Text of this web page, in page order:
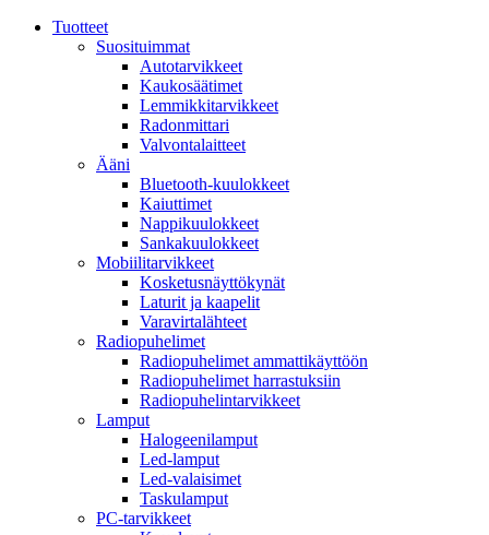
Tuotteet
Suosituimmat
Autotarvikkeet
Kaukosäätimet
Lemmikkitarvikkeet
Radonmittari
Valvontalaitteet
Ääni
Bluetooth-kuulokkeet
Kaiuttimet
Nappikuulokkeet
Sankakuulokkeet
Mobiilitarvikkeet
Kosketusnäyttökynät
Laturit ja kaapelit
Varavirtalähteet
Radiopuhelimet
Radiopuhelimet ammattikäyttöön
Radiopuhelimet harrastuksiin
Radiopuhelintarvikkeet
Lamput
Halogeenilamput
Led-lamput
Led-valaisimet
Taskulamput
PC-tarvikkeet